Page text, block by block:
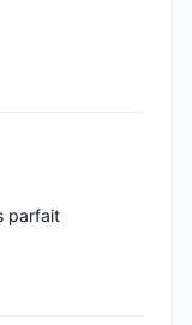
parfait